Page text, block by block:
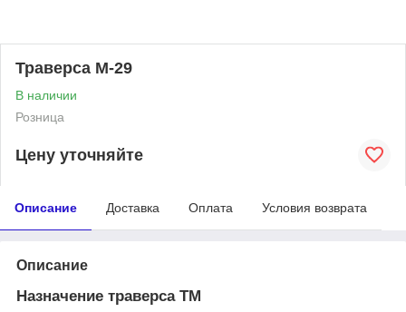
Траверса М-29
В наличии
Розница
Цену уточняйте
Описание Доставка Оплата Условия возврата
Описание
Назначение траверса ТМ